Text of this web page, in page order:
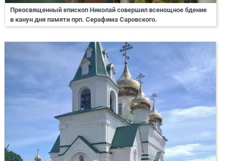
Преосвященный епископ Николай совершил всенощное бдение
в канун дня памяти прп. Серафима Саровского.